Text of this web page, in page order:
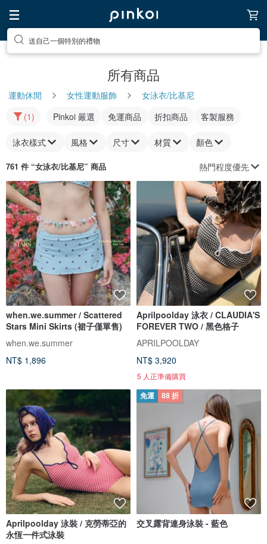
送自己一個特別的禮物
所有商品
運動休閒 女性運動服飾
女泳衣/比基尼
(1)
Pinkoi 嚴選 免運商品 折扣商品 客製服務
泳衣樣式 風格 尺寸 材質 顏色
761 件 “女泳衣/比基尼” 商品 熱門程度優先
when.we.summer / Scattered
Stars Mini Skirts (裙子僅單售)
when.we.summer
NT$ 1,896
Aprilpoolday 泳衣 / CLAUDIA'S
FOREVER TWO / 黑色格子
APRILPOOLDAY
NT$ 3,920
5 人正準備購買
Aprilpoolday 泳裝 / 克勞蒂亞的
永恆一件式泳裝
免運 88 折
交叉露背連身泳裝 - 藍色